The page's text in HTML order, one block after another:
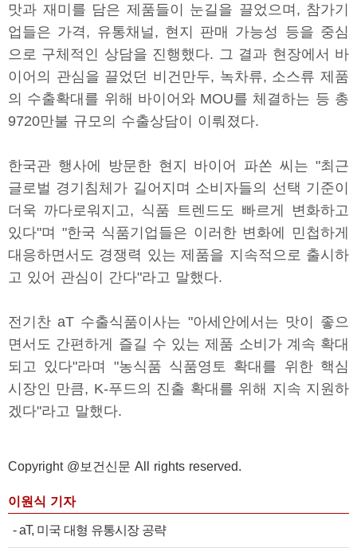
맛과 재미를 담은 제품들이 눈길을 끌었으며, 참가기
업들은 가격, 유통채널, 현지 판매 가능성 등을 중심
으로 구체적인 상담을 진행했다. 그 결과 현장에서 바
이어의 관심을 끌었던 비건만두, 녹차류, 소스류 제품
의 수출확대를 위해 바이어와 MOU를 체결하는 등 총
9720만불 규모의 수출상담이 이뤄졌다.
한국관 행사에 방문한 현지 바이어 파쏜 씨는 "최근
글로벌 경기침체가 길어지며 소비자들의 선택 기준이
더욱 까다로워지고, 식품 트렌드도 빠르게 변화하고
있다"며 "한국 식품기업들은 이러한 변화에 민첩하게
대응하면서도 경쟁력 있는 제품을 지속적으로 출시하
고 있어 관심이 간다"라고 말했다.
전기찬 aT 수출식품이사는 "아세안에서는 맛이 좋으
면서도 간편하게 즐길 수 있는 제품 소비가 계속 확대
되고 있다"라며 "농식품 식품영토 확대를 위한 핵심
시장인 만큼, K-푸드의 진출 확대를 위해 지속 지원하
겠다"라고 말했다.
Copyright @보건신문 All rights reserved.
이원식 기자
-aT, 미국 대형 유통시장 공략